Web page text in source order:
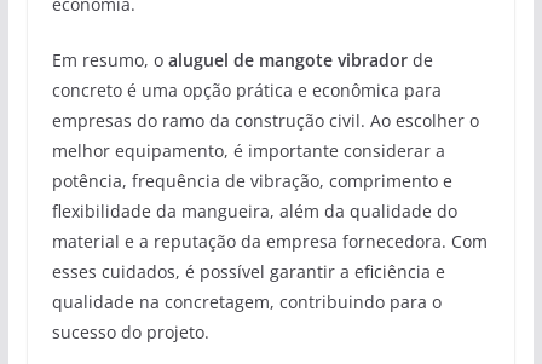
Em resumo, o aluguel de mangote vibradorde
concreto é uma opção prática e econômica para
empresas do ramo da construção civil. Ao escolher o
melhor equipamento, é importante considerar a
potência, frequência de vibração, comprimento e
flexibilidade da mangueira, além da qualidade do
material e a reputação da empresa fornecedora. Com
esses cuidados, é possível garantir a eficiência e
qualidade na concretagem, contribuindo para o
sucesso do projeto.